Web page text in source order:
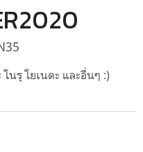
นรุ โยเนดะ และอื่นๆ :)